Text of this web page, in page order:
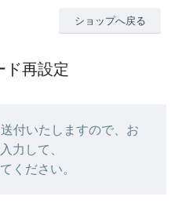
ショップへ戻る
ド再設定
付いたしますので、お
力して、
ください。